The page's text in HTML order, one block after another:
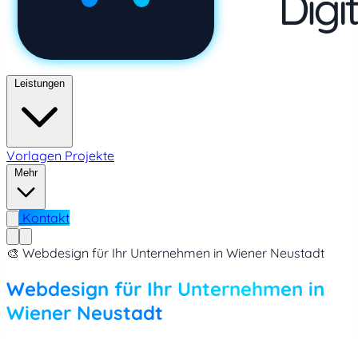
Vorlagen Projekte
Mehr
Kontakt
🎨 Webdesign für Ihr Unternehmen in Wiener Neustadt
Webdesign für Ihr Unternehmen in
Wiener Neustadt